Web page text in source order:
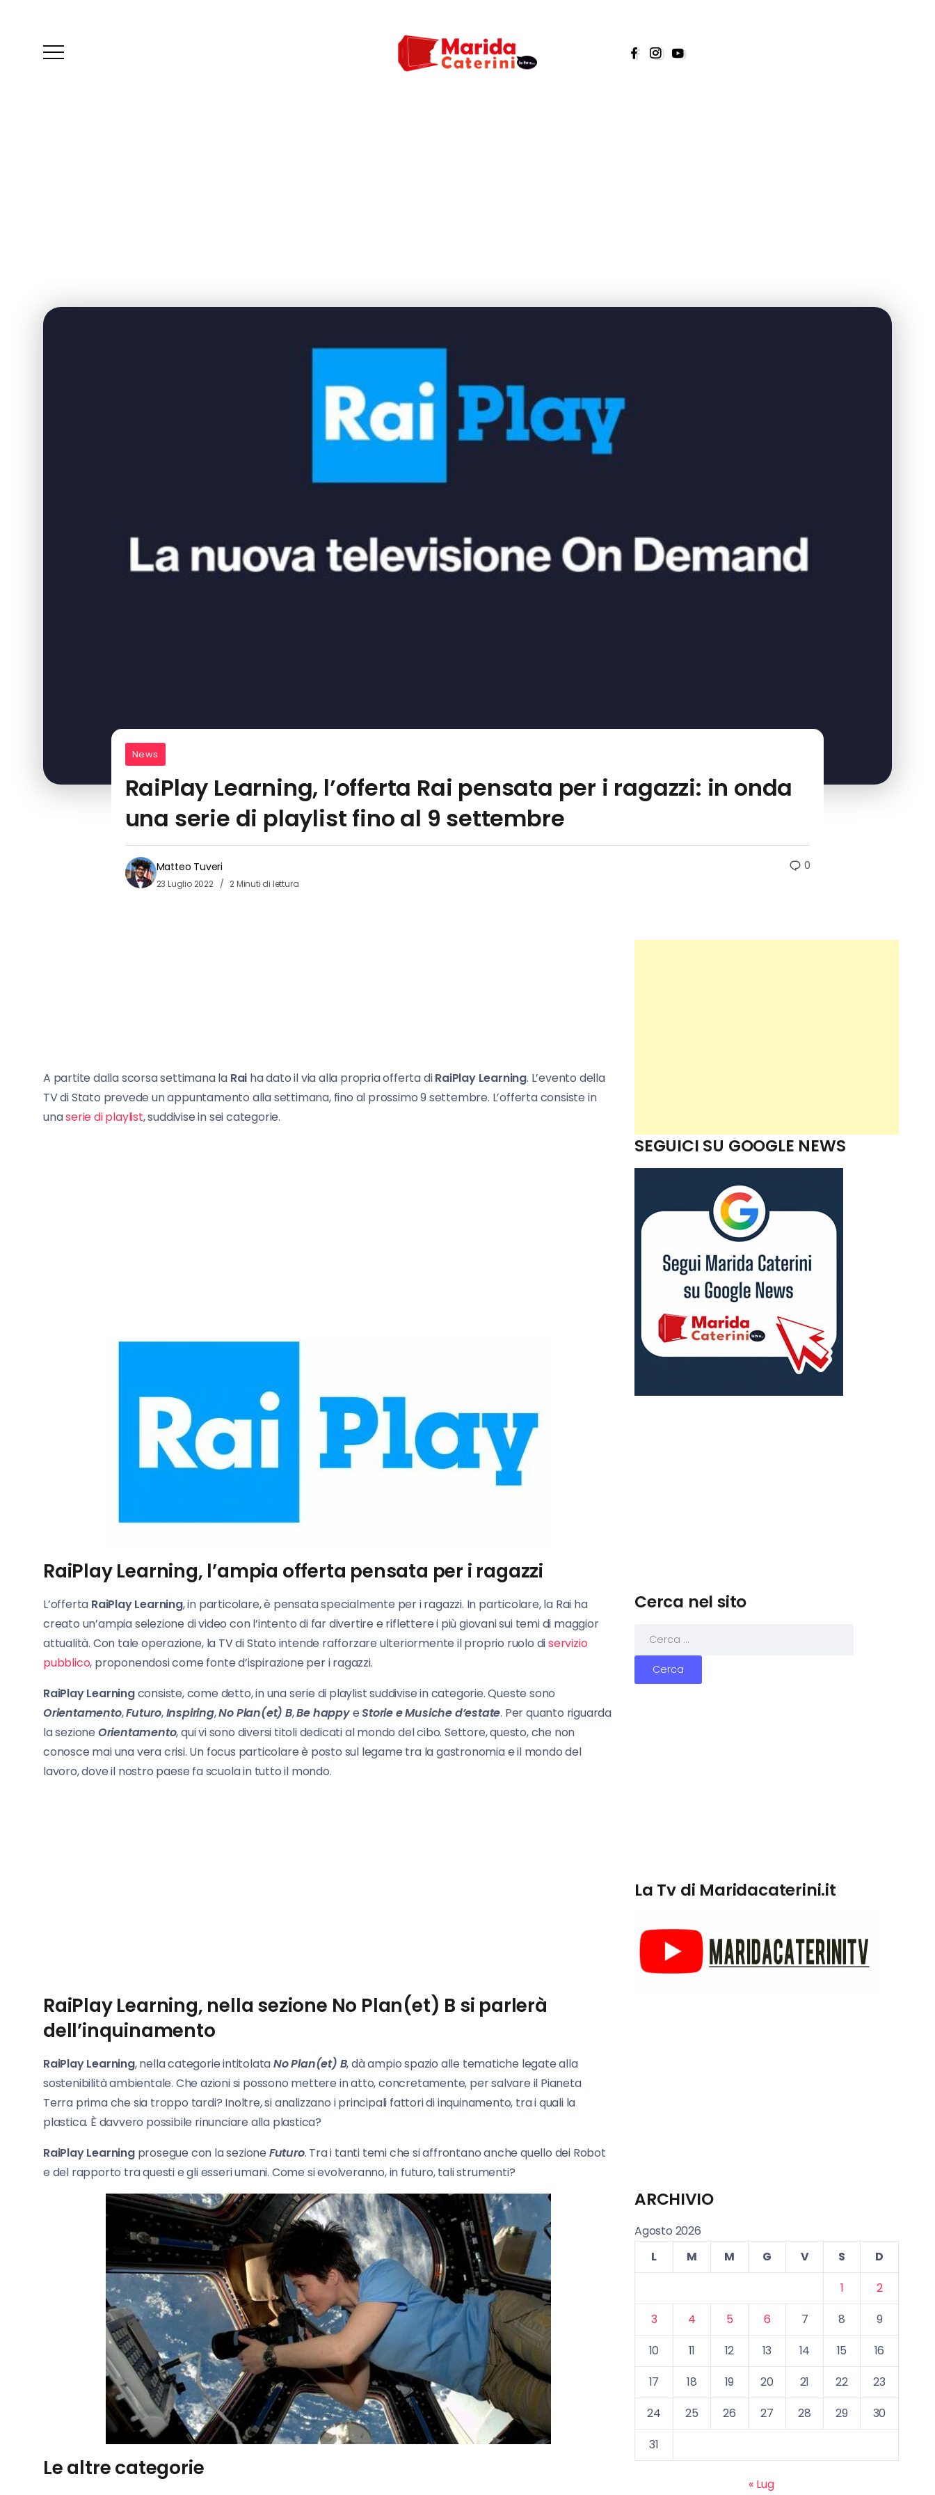
News
RaiPlay Learning, l’offerta Rai pensata per i ragazzi: in onda
una serie di playlist fino al 9 settembre
Matteo Tuveri
23 Luglio 2022 2 Minuti di lettura
0
A partite dalla scorsa settimana la Rai ha dato il via alla propria offerta diRaiPlay Learning. L’evento della
TV di Stato prevede un appuntamento alla settimana, fino al prossimo 9 settembre. L’offerta consiste in
unaserie di playlist, suddivise in sei categorie.
RaiPlay Learning, l’ampia offerta pensata per i ragazzi
L’offerta RaiPlay Learning, in particolare, è pensata specialmente per i ragazzi. In particolare, la Rai ha
creato un’ampia selezione di video con l’intento di far divertire e riflettere i più giovani sui temi di maggior
attualità. Con tale operazione, la TV di Stato intende rafforzare ulteriormente il proprio ruolo diservizio
pubblico, proponendosi come fonte d’ispirazione per i ragazzi.
RaiPlay Learningconsiste, come detto, in una serie di playlist suddivise in categorie. Queste sono
Orientamento,Futuro,Inspiring,No Plan(et) B,Be happyeStorie e Musiche d’estate. Per quanto riguarda
la sezione Orientamento, qui vi sono diversi titoli dedicati al mondo del cibo. Settore, questo, che non
conosce mai una vera crisi. Un focus particolare è posto sul legame tra la gastronomia e il mondo del
lavoro, dove il nostro paese fa scuola in tutto il mondo.
RaiPlay Learning, nella sezione No Plan(et) B si parlerà
dell’inquinamento
RaiPlay Learning, nella categorie intitolataNo Plan(et) B, dà ampio spazio alle tematiche legate alla
sostenibilità ambientale. Che azioni si possono mettere in atto, concretamente, per salvare il Pianeta
Terra prima che sia troppo tardi? Inoltre, si analizzano i principali fattori di inquinamento, tra i quali la
plastica. È davvero possibile rinunciare alla plastica?
RaiPlay Learningprosegue con la sezione Futuro. Tra i tanti temi che si affrontano anche quello dei Robot
e del rapporto tra questi e gli esseri umani. Come si evolveranno, in futuro, tali strumenti?
Le altre categorie
SEGUICI SU GOOGLE NEWS
Cerca nel sito
La Tv di Maridacaterini.it
ARCHIVIO
Agosto 2026
L
M M G V S
D
1
2
3
4 5 6 7 8
9
10
11 12 13 14 15
16
17
18 19 20 21 22
23
24
25 26 27 28 29
30
31
« Lug